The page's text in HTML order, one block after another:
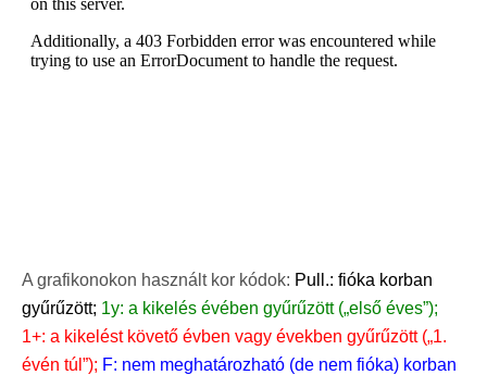
A grafikonokon használt kor kódok: Pull.: fióka korban
gyűrűzött; 1y: a kikelés évében gyűrűzött („első éves”);
1+: a kikelést követő évben vagy években gyűrűzött („1.
évén túl”); F: nem meghatározható (de nem fióka) korban